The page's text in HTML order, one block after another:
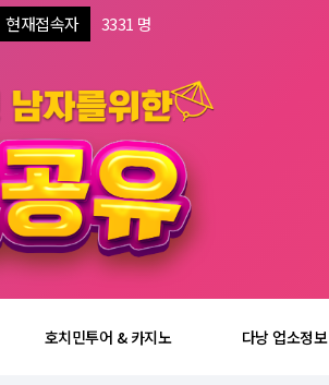
현재접속자 3331 명
호치민투어 & 카지노 다낭 업소정보